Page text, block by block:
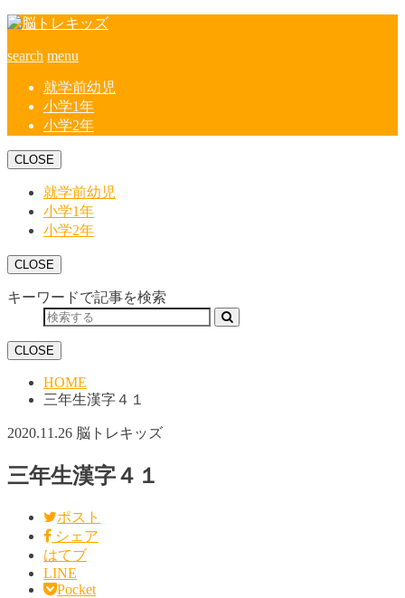
search menu
就学前幼児
小学1年
小学2年
CLOSE
就学前幼児
小学1年
小学2年
CLOSE
キーワードで記事を検索
CLOSE
HOME
三年生漢字４１
2020.11.26 脳トレキッズ
三年生漢字４１
ポスト
シェア
はてブ
LINE
Pocket